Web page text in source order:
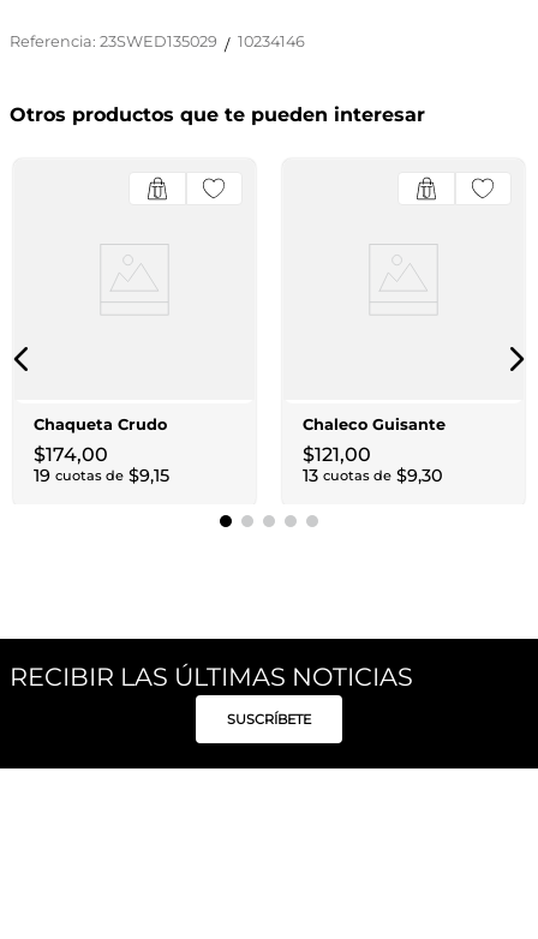
Referencia: 23SWED135029 / 10234146
Otros productos que te pueden interesar
Chaqueta Crudo
$174,00
19 cuotas de $9,15
Chaleco Guisante
$121,00
13 cuotas de $9,30
RECIBIR LAS ÚLTIMAS NOTICIAS
SUSCRÍBETE